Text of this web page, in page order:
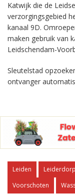
Katwijk die de
verzorgingsgebied
kanaal 9D.
maken gebruik van
Leidschendam-
Sleutelstad
ontvanger
Leiden Leiderdorp
Voorschoten